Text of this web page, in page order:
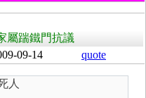
踹鐵門抗議
09-14 quote
人